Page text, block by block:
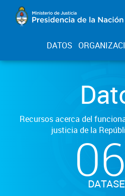
DATOS
Recursos acerca del
justicia de la